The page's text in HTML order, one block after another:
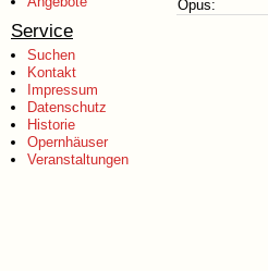
Service
Suchen
Kontakt
Impressum
Datenschutz
Historie
Opernhäuser
Veranstaltungen
Opus: